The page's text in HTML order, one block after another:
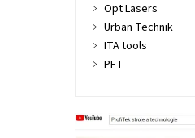
Opt Lasers
Urban Technik
ITA tools
PFT